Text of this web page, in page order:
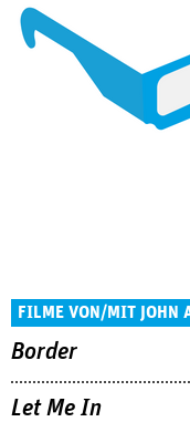
FILME VON/MIT JOHN
Border
Let Me In